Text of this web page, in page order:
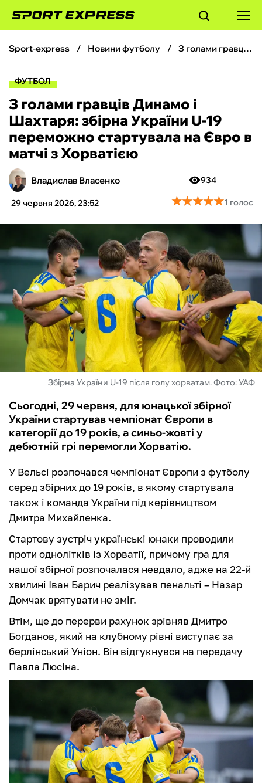
ФУТБОЛ
БОКС
ХОКЕЙ
ТЕНІС
КІБЕРСПОРТ
ЧС-2026
ФУТЗАЛ
ІНШІ
БУКМЕКЕРИ
sport-express новини футболу З голами гравців Динамо і Шахтаря: збірна України U-19 переможно стартувала на Євро в матчі з Хорватією
ФУТБОЛ
З голами гравців Динамо і
Шахтаря: збірна України U-19
переможно стартувала на Євро в
матчі з Хорватією
Владислав Власенко
29 червня 2026, 23:52
934
★★★★★
★★★★★1 голос
Збірна України U-19 після голу хорватам. Фото: УАФ
Сьогодні, 29 червня, для юнацької збірної
України стартував чемпіонат Європи в
категорії до 19 років, а синьо-жовті у
дебютній грі перемогли Хорватію.
У Вельсі розпочався чемпіонат Європи з футболу
серед збірних до 19 років, в якому стартувала
також і команда України під керівництвом
Дмитра Михайленка.
Стартову зустріч українські юнаки проводили
проти однолітків із Хорватії, причому гра для
нашої збірної розпочалася невдало, адже на 22-й
хвилині Іван Барич реалізував пенальті – Назар
Домчак врятувати не зміг.
Втім, ще до перерви рахунок зрівняв Дмитро
Богданов, який на клубному рівні виступає за
берлінський Уніон. Він відгукнувся на передачу
Павла Люсіна.